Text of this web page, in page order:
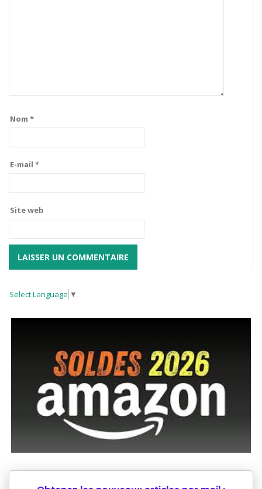
Nom *
E-mail *
Site web
Select Language ▼